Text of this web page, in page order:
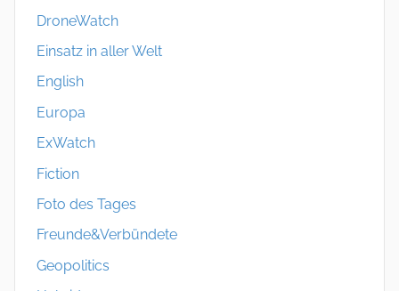
DroneWatch
Einsatz in aller Welt
English
Europa
ExWatch
Fiction
Foto des Tages
Freunde&Verbündete
Geopolitics